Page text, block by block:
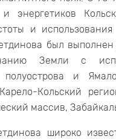
и энергетиков
и
был выполнен
Земли с
полуострова и
Кольский
массив,
широко